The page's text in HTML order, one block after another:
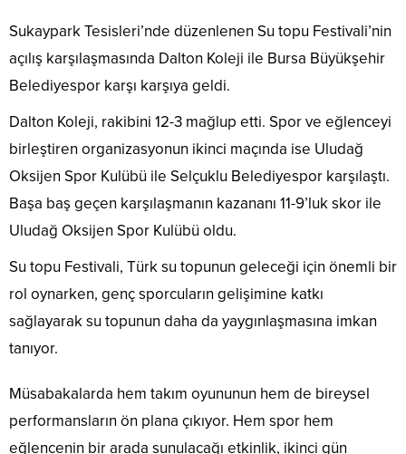
Sukaypark Tesisleri’nde düzenlenen Su topu Festivali’nin
açılış karşılaşmasında Dalton Koleji ile Bursa Büyükşehir
Belediyespor karşı karşıya geldi.
Dalton Koleji, rakibini 12-3 mağlup etti. Spor ve eğlenceyi
birleştiren organizasyonun ikinci maçında ise Uludağ
Oksijen Spor Kulübü ile Selçuklu Belediyespor karşılaştı.
Başa baş geçen karşılaşmanın kazananı 11-9’luk skor ile
Uludağ Oksijen Spor Kulübü oldu.
Su topu Festivali, Türk su topunun geleceği için önemli bir
rol oynarken, genç sporcuların gelişimine katkı
sağlayarak su topunun daha da yaygınlaşmasına imkan
tanıyor.
Müsabakalarda hem takım oyununun hem de bireysel
performansların ön plana çıkıyor. Hem spor hem
eğlencenin bir arada sunulacağı etkinlik, ikinci gün